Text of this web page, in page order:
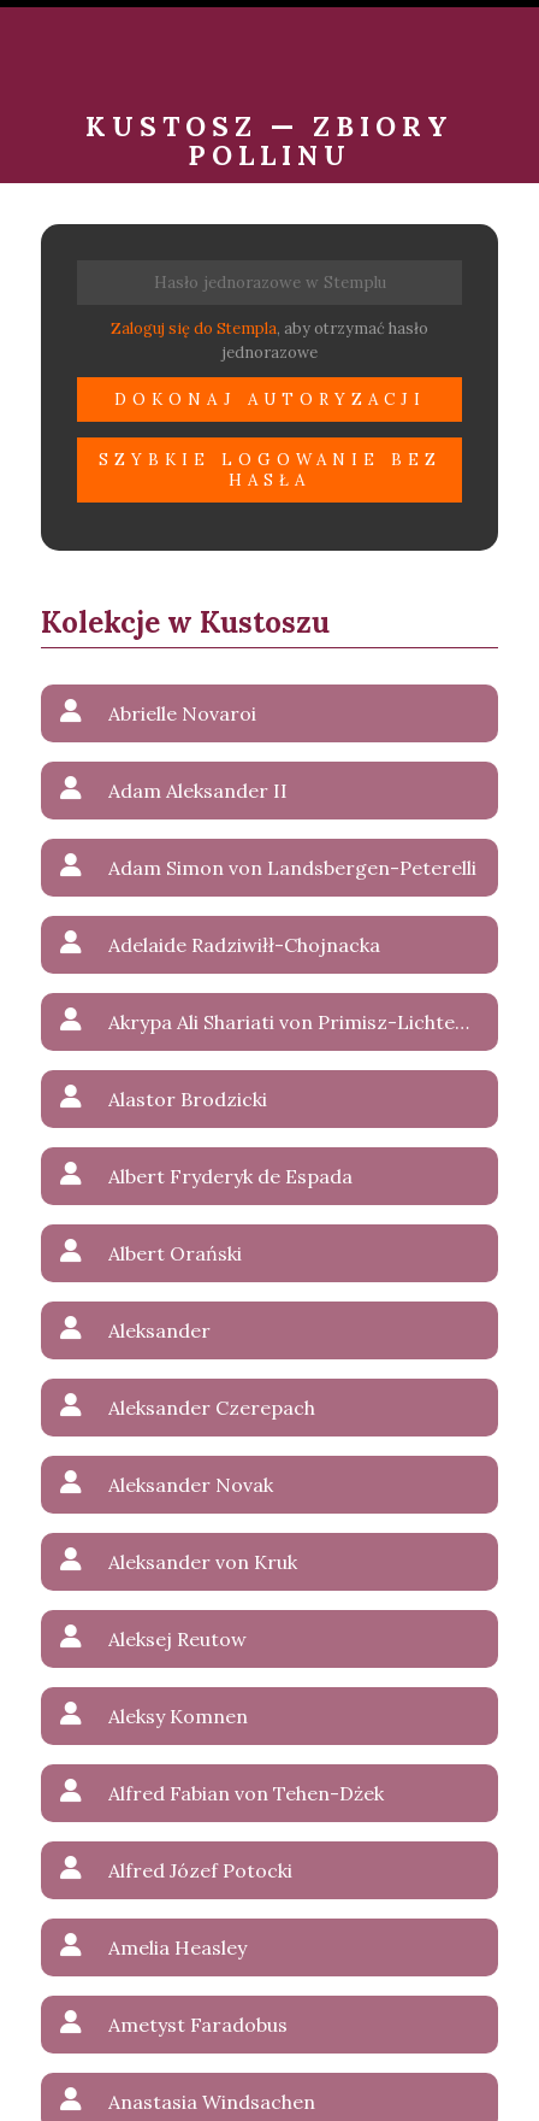
KUSTOSZ — ZBIORY
POLLINU
Zaloguj się do Stempla, aby otrzymać hasło
jednorazowe
SZYBKIE LOGOWANIE BEZ
HASŁA
Kolekcje w Kustoszu
Abrielle Novaroi
Adam Aleksander II
Adam Simon von Landsbergen-Peterelli
Adelaide Radziwiłł-Chojnacka
Akrypa Ali Shariati von Primisz-Lichtenstein
Alastor Brodzicki
Albert Fryderyk de Espada
Albert Orański
Aleksander
Aleksander Czerepach
Aleksander Novak
Aleksander von Kruk
Aleksej Reutow
Aleksy Komnen
Alfred Fabian von Tehen-Dżek
Alfred Józef Potocki
Amelia Heasley
Ametyst Faradobus
Anastasia Windsachen